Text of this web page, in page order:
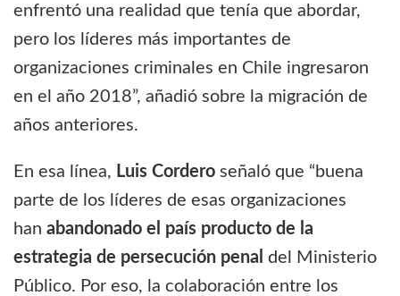
enfrentó una realidad que tenía que abordar,
pero los líderes más importantes de
organizaciones criminales en Chile ingresaron
en el año 2018”, añadió sobre la migración de
años anteriores.
En esa línea, Luis Cordero señaló que “buena
parte de los líderes de esas organizaciones
han abandonado el país producto de la
estrategia de persecución penal del Ministerio
Público. Por eso, la colaboración entre los